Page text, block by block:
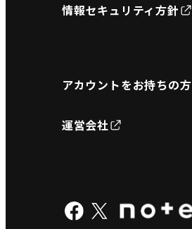
情報セキュリティ方針
アカウントをお持ちの方
運営会社